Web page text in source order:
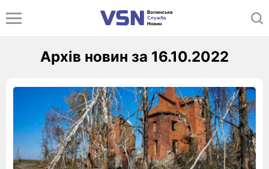
Архів новин за 16.10.2022